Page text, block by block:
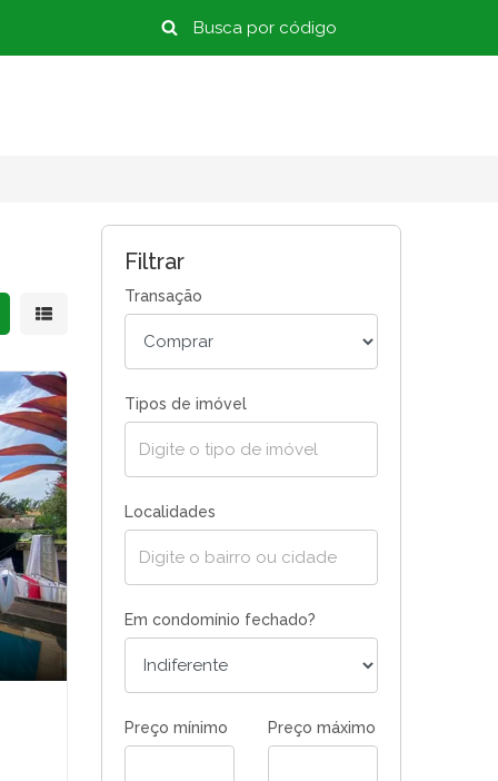
resultados em grade
Mostrar resultados em lista
Filtrar
Transação
Tipos de imóvel
Localidades
Em condomínio fechado?
Preço mínimo Preço máximo